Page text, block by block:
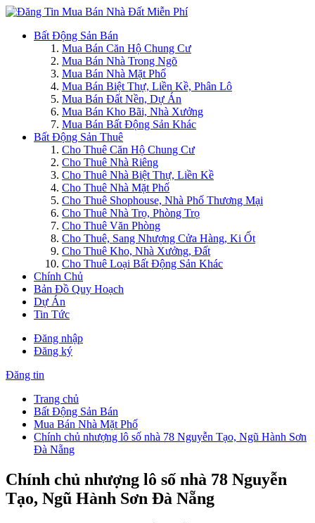
Bất Động Sản Bán
Mua Bán Căn Hộ Chung Cư
Mua Bán Nhà Trong Ngõ
Mua Bán Nhà Mặt Phố
Mua Bán Biệt Thự, Liền Kề, Phân Lô
Mua Bán Đất Nền, Dự Án
Mua Bán Kho Bãi, Nhà Xưởng
Mua Bán Bất Động Sản Khác
Bất Động Sản Thuê
Cho Thuê Căn Hộ Chung Cư
Cho Thuê Nhà Riêng
Cho Thuê Nhà Biệt Thự, Liền Kề
Cho Thuê Nhà Mặt Phố
Cho Thuê Shophouse, Nhà Phố Thương Mại
Cho Thuê Nhà Trọ, Phòng Trọ
Cho Thuê Văn Phòng
Cho Thuê, Sang Nhượng Cửa Hàng, Ki Ốt
Cho Thuê Kho, Nhà Xưởng, Đất
Cho Thuê Loại Bất Động Sản Khác
Chính Chủ
Bản Đồ Quy Hoạch
Dự Án
Tin Tức
Đăng nhập
Đăng ký
Đăng tin
Trang chủ
Bất Động Sản Bán
Mua Bán Nhà Mặt Phố
Chính chủ nhượng lô số nhà 78 Nguyễn Tạo, Ngũ Hành Sơn
Đà Nẵng
Chính chủ nhượng lô số nhà 78 Nguyễn
Tạo, Ngũ Hành Sơn Đà Nẵng